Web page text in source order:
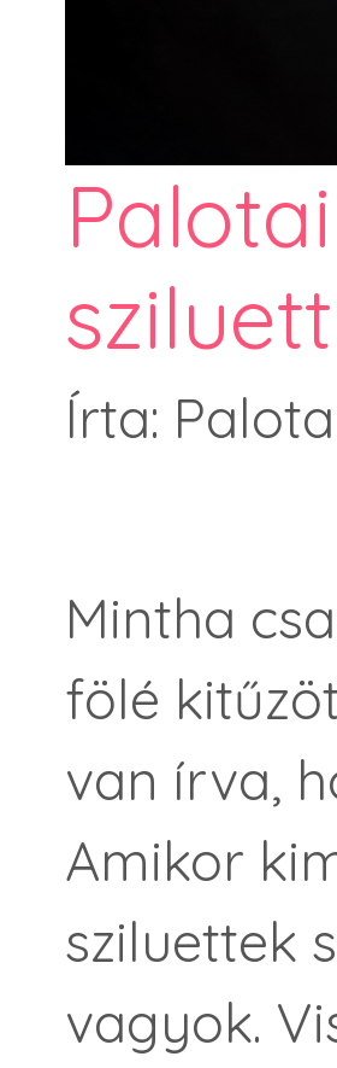
sziluett
Írta:
Mintha
fölé
van írva,
Amikor
sziluettek
vagyok.